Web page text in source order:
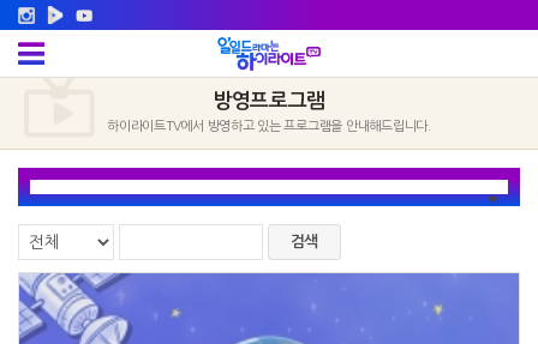
방영프로그램
하이라이트TV에서 방영하고 있는 프로그램을 안내해드립니다.
검색